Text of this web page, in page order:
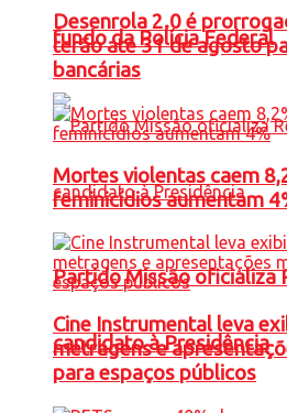
fundo da Polícia Federal
Partido Missão oficializa
candidato à Presidência
Desenrola 2.0 é
terão até 31 de agosto
bancárias
Mortes violentas caem
feminicídios aumentam
Cine Instrumental leva
metragens e
para espaços públicos